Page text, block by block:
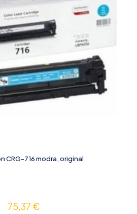
CRG-716 modra, original
75,37 €